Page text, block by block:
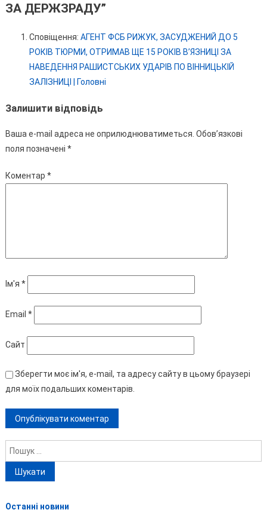
ЗА ДЕРЖЗРАДУ”
Сповіщення: АГЕНТ ФСБ РИЖУК, ЗАСУДЖЕНИЙ ДО 5
РОКІВ ТЮРМИ, ОТРИМАВ ЩЕ 15 РОКІВ В’ЯЗНИЦІ ЗА
НАВЕДЕННЯ РАШИСТСЬКИХ УДАРІВ ПО ВІННИЦЬКІЙ
ЗАЛІЗНИЦІ | Головні
Залишити відповідь
Ваша e-mail адреса не оприлюднюватиметься. Обов’язкові
поля позначені *
Коментар *
Ім'я *
Email *
Сайт
Зберегти моє ім'я, e-mail, та адресу сайту в цьому браузері
для моїх подальших коментарів.
Пошук:
Останні новини